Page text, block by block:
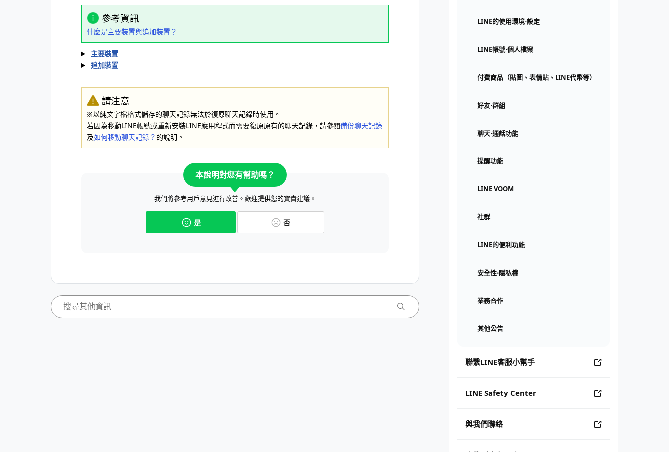
LINE的使用環境⋅設定
LINE帳號⋅個人檔案
付費商品（貼圖、表情貼、LINE代幣等）
好友⋅群組
聊天⋅通話功能
提醒功能
LINE VOOM
社群
LINE的便利功能
安全性⋅隱私權
業務合作
其他公告
聯繫LINE客服小幫手
LINE Safety Center
與我們聯絡
參考資訊
什麼是主要裝置與追加裝置？
主要裝置
追加裝置
請注意
※以純文字檔格式儲存的聊天記錄無法於復原聊天記錄時使用。
若因為移動LINE帳號或重新安裝LINE應用程式而需要復原原有的聊天記錄，請參閱備份聊天記錄
及如何移動聊天記錄？ 的說明。
本說明對您有幫助嗎？
我們將參考用戶意見進行改善。歡迎提供您的寶貴建議。
是 否